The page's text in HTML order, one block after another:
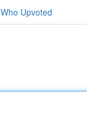
Who Upvoted